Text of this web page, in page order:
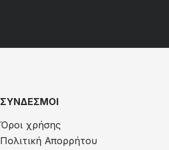
ΣΥΝΔΕΣΜΟΙ
Όροι χρήσης
Πολιτική Απορρήτου